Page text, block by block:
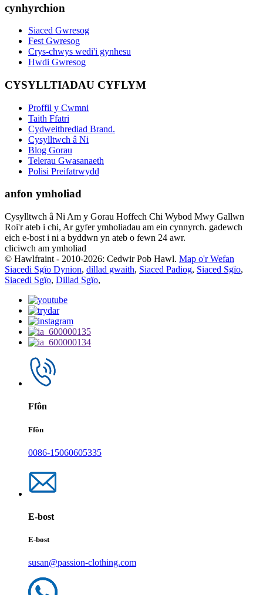
cynhyrchion
Siaced Gwresog
Fest Gwresog
Crys-chwys wedi'i gynhesu
Hwdi Gwresog
CYSYLLTIADAU CYFLYM
Proffil y Cwmni
Taith Ffatri
Cydweithrediad Brand.
Cysylltwch â Ni
Blog Gorau
Telerau Gwasanaeth
Polisi Preifatrwydd
anfon ymholiad
Cysylltwch â Ni Am y Gorau Hoffech Chi Wybod Mwy Gallwn
Roi'r ateb i chi, Ar gyfer ymholiadau am ein cynnyrch. gadewch
eich e-bost i ni a byddwn yn ateb o fewn 24 awr.
cliciwch am ymholiad
© Hawlfraint - 2010-2026: Cedwir Pob Hawl. Map o'r Wefan
Siacedi Sgïo Dynion, dillad gwaith, Siaced Padiog, Siaced Sgïo,
Siacedi Sgïo, Dillad Sgïo,
Ffôn
Ffôn
0086-15060605335
E-bost
E-bost
susan@passion-clothing.com